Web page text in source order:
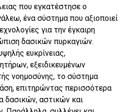
που εγκατέστησε ο
ένα σύστημα που αξιοποιεί
για την έγκαιρη
δασικών πυρκαγιών.
ευκρίνειας,
εξειδικευμένων
νοημοσύνης, το σύστημα
επιτηρώντας περισσότερα
δασικών, αστικών και